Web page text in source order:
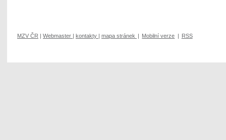
MZV ČR Webmaster kontakty mapa stránek Mobilní verze RSS